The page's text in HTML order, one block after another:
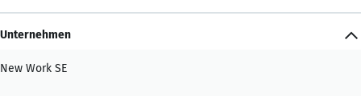
Unternehmen
New Work SE